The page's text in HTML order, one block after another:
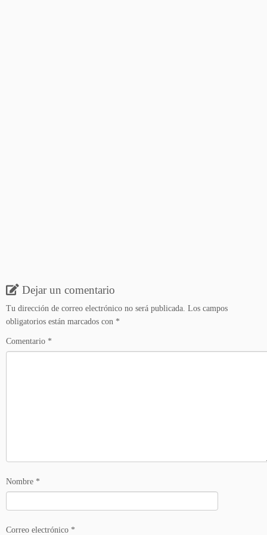
Dejar un comentario
Tu dirección de correo electrónico no será publicada. Los campos
obligatorios están marcados con *
Comentario *
Nombre *
Correo electrónico *